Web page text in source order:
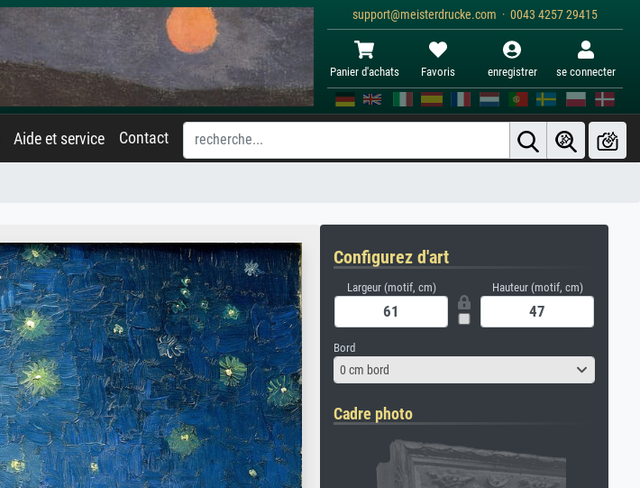
support@meisterdrucke.com · 0043 4257 29415
Panier d'achats Favoris enregistrer se connecter
Aide et service Contact
Configurez d'art
Largeur (motif, cm) Hauteur (motif, cm)
Bord
0 cm bord
Cadre photo